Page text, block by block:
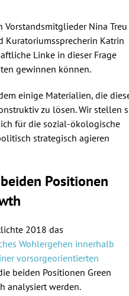
Vorstandsmitglieder Nina Treu
Kuratoriumssprecherin Katrin
Linke in dieser Frage
gewinnen können.
einige Materialien, die
zu lösen. Wir stellen
für die sozial-ökologische
strategisch agieren
Positionen
2018 das
Wohlergehen innerhalb
vorsorgeorientierten
beiden Positionen Green
analysiert werden.